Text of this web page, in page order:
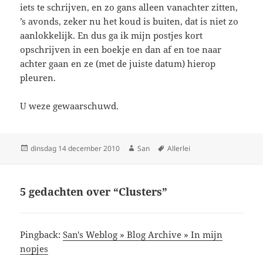
iets te schrijven, en zo gans alleen vanachter zitten,
’s avonds, zeker nu het koud is buiten, dat is niet zo
aanlokkelijk. En dus ga ik mijn postjes kort
opschrijven in een boekje en dan af en toe naar
achter gaan en ze (met de juiste datum) hierop
pleuren.
U weze gewaarschuwd.
Geplaatst
dinsdag 14 december 2010 Auteur
San Tags
Allerlei
5 gedachten over “Clusters”
Pingback:San's Weblog » Blog Archive » In mijn
nopjes